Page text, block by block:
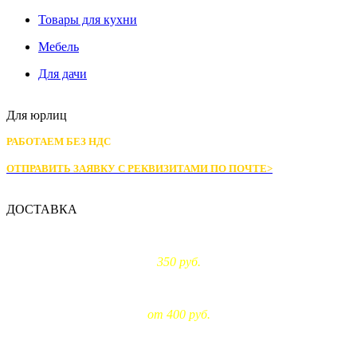
Товары для кухни
Мебель
Для дачи
Для юрлиц
РАБОТАЕМ БЕЗ НДС
ОТПРАВИТЬ ЗАЯВКУ С РЕКВИЗИТАМИ ПО ПОЧТЕ>
ДОСТАВКА
350 руб.
от 400 руб.